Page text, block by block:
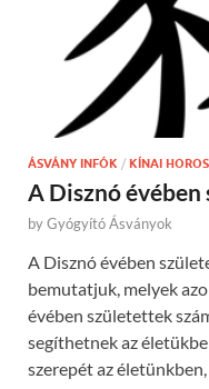
ÁSVÁNY INFÓK / KÍNAI
A Disznó
byGyógyító Ásványok
A Disznó évében
bemutatjuk, melyek
évében születettek
segíthetnek az
szerepét az életünkben,